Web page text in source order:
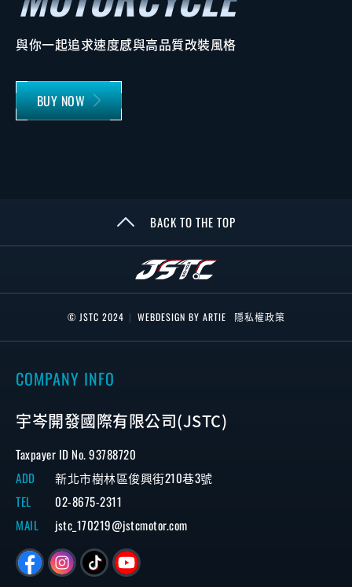
與你一起追求速度感與高品質改裝風格
BUY NOW
BACK TO THE TOP
© JSTC 2024 | WEBDESIGN BY ARTIE 隱私權政策
COMPANY INFO
宇岑開發國際有限公司(JSTC)
Taxpayer ID No. 93788720
ADD
新北市樹林區俊興街210巷3號
TEL
02-8675-2311
MAIL
jstc_170219@jstcmotor.com